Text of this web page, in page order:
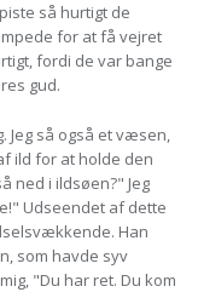
så hurtigt de
for at få vejret
fordi de var bange
gud.
Jeg så også et væsen,
ild for at holde den
ned i ildsøen?" Jeg
Udseendet af dette
Han
som havde syv
"Du har ret. Du kom